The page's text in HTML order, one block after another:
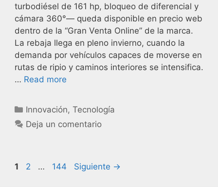
turbodiésel de 161 hp, bloqueo de diferencial y
cámara 360°— queda disponible en precio web
dentro de la “Gran Venta Online” de la marca.
La rebaja llega en pleno invierno, cuando la
demanda por vehículos capaces de moverse en
rutas de ripio y caminos interiores se intensifica.
… Read more
Innovación,Tecnología
Deja un comentario
1 2 … 144 Siguiente →